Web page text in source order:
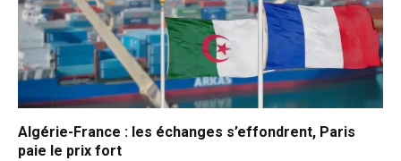
Algérie-France : les échanges s’effondrent, Paris
paie le prix fort